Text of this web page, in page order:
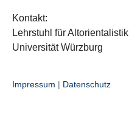
Kontakt:
Lehrstuhl für Altorientalistik
Universität Würzburg
Impressum | Datenschutz